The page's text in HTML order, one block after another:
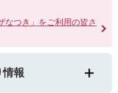
なつき」をご利用の皆さ
情報